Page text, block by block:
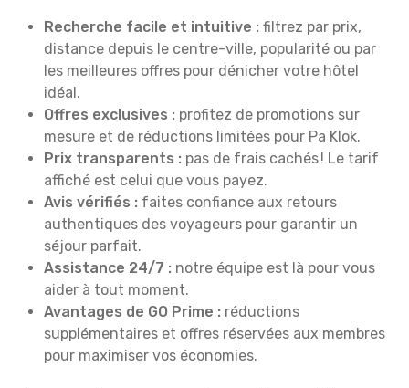
Recherche facile et intuitive : filtrez par prix,
distance depuis le centre-ville, popularité ou par
les meilleures offres pour dénicher votre hôtel
idéal.
Offres exclusives : profitez de promotions sur
mesure et de réductions limitées pour Pa Klok.
Prix transparents : pas de frais cachés ! Le tarif
affiché est celui que vous payez.
Avis vérifiés : faites confiance aux retours
authentiques des voyageurs pour garantir un
séjour parfait.
Assistance 24/7 : notre équipe est là pour vous
aider à tout moment.
Avantages de GO Prime : réductions
supplémentaires et offres réservées aux membres
pour maximiser vos économies.